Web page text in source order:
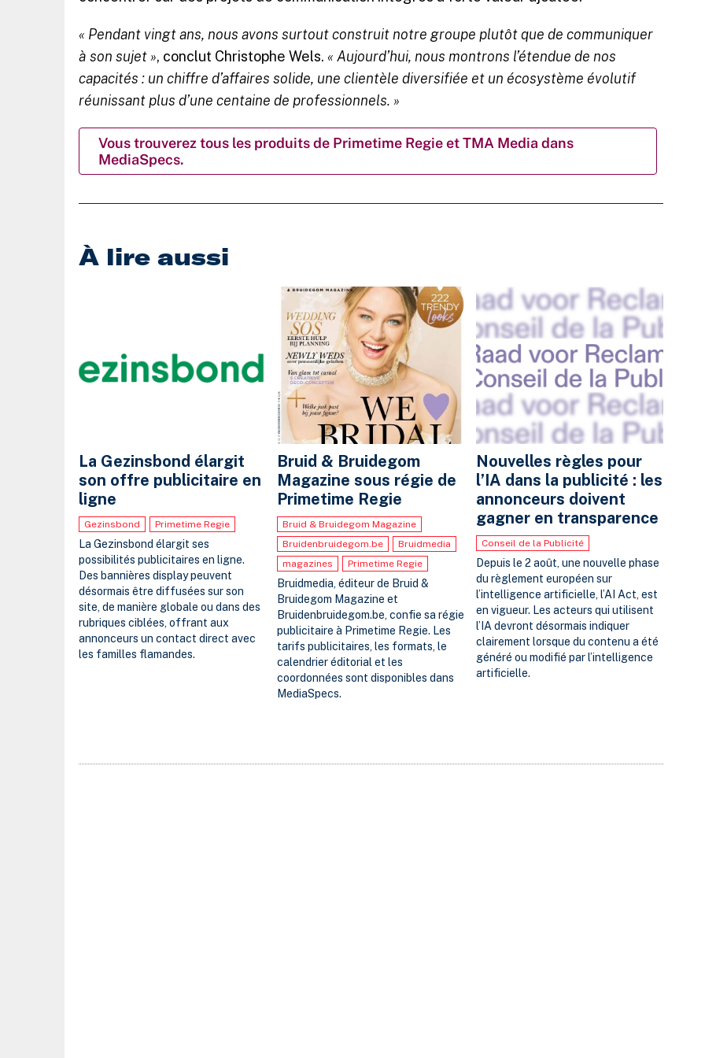
« Pendant vingt ans, nous avons surtout construit notre groupe plutôt que de communiquer
à son sujet », conclut Christophe Wels. « Aujourd’hui, nous montrons l’étendue de nos
capacités : un chiffre d’affaires solide, une clientèle diversifiée et un écosystème évolutif
réunissant plus d’une centaine de professionnels. »
Vous trouverez tous les produits de Primetime Regie et TMA Media dans
MediaSpecs.
À lire aussi
La Gezinsbond élargit
son offre publicitaire en
ligne
Gezinsbond Primetime Regie
La Gezinsbond élargit ses
possibilités publicitaires en ligne.
Des bannières display peuvent
désormais être diffusées sur son
site, de manière globale ou dans des
rubriques ciblées, offrant aux
annonceurs un contact direct avec
les familles flamandes.
Bruid & Bruidegom
Magazine sous régie de
Primetime Regie
Bruid & Bruidegom Magazine
Bruidenbruidegom.be
Bruidmedia
magazines
Primetime Regie
Bruidmedia, éditeur de Bruid &
Bruidegom Magazine et
Bruidenbruidegom.be, confie sa régie
publicitaire à Primetime Regie. Les
tarifs publicitaires, les formats, le
calendrier éditorial et les
coordonnées sont disponibles dans
MediaSpecs.
Nouvelles règles pour
l’IA dans la publicité : les
annonceurs doivent
gagner en transparence
Conseil de la Publicité
Depuis le 2 août, une nouvelle phase
du règlement européen sur
l’intelligence artificielle, l’AI Act, est
en vigueur. Les acteurs qui utilisent
l’IA devront désormais indiquer
clairement lorsque du contenu a été
généré ou modifié par l’intelligence
artificielle.